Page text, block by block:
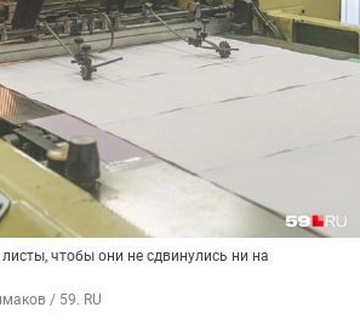
чтобы они не сдвинулись ни на
/ 59. RU